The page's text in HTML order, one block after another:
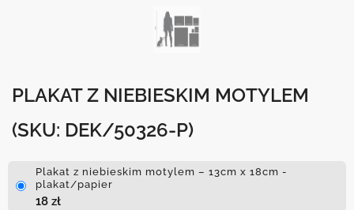
PLAKAT Z NIEBIESKIM MOTYLEM
(SKU: DEK/50326-P)
Plakat z niebieskim motylem – 13cm x 18cm -
plakat/papier
18 zł